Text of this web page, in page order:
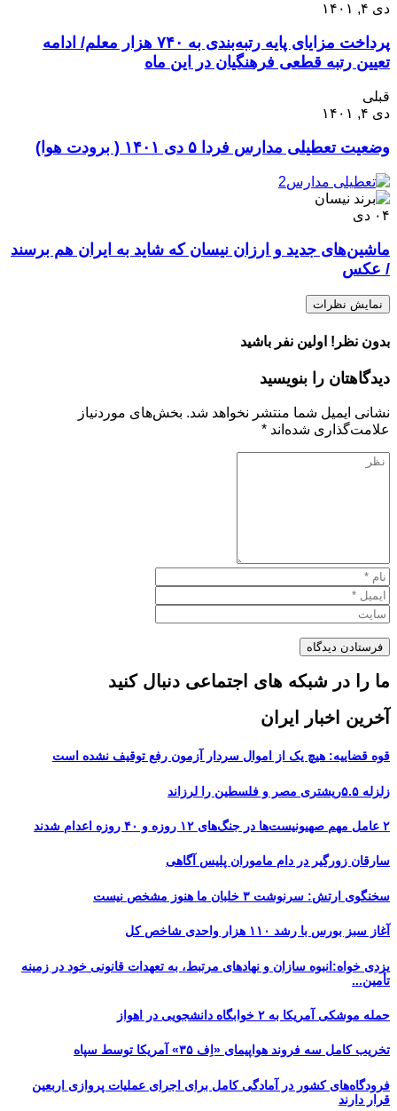
دی ۴, ۱۴۰۱
پرداخت مزایای پایه رتبه‌بندی به ۷۴۰ هزار معلم/ ادامه
تعیین رتبه‌ قطعی فرهنگیان در این ماه
قبلی
دی ۴, ۱۴۰۱
وضعیت تعطیلی مدارس فردا ۵ دی ۱۴۰۱ ( برودت هوا)
۰۴ دی
ماشین‌های جدید و ارزان نیسان که شاید به ایران هم برسند
/ عکس
نمایش نظرات
بدون نظر! اولین نفر باشید
دیدگاهتان را بنویسید
نشانی ایمیل شما منتشر نخواهد شد. بخش‌های موردنیاز
علامت‌گذاری شده‌اند *
ما را در شبکه های اجتماعی دنبال کنید
آخرین اخبار ایران
قوه قضاییه: هیچ یک از اموال سردار آزمون رفع توقیف نشده است
زلزله ۵.۵ریشتری مصر و فلسطین را لرزاند
۲ عامل مهم صهیونیست‌ها در جنگ‌های ۱۲ روزه و ۴۰ روزه اعدام شدند
سارقان زورگیر در دام ماموران پلیس آگاهی
سخنگوی ارتش: سرنوشت ۳ خلبان ما هنوز مشخص نیست
آغاز سبز بورس با رشد ۱۱۰ هزار واحدی شاخص کل
یزدی خواه:انبوه سازان و نهادهای مرتبط، به تعهدات قانونی خود در زمینه
تأمین...
حمله موشکی آمریکا به ۲ خوابگاه دانشجویی در اهواز
تخریب کامل سه فروند هواپیمای «اِف ۳۵» آمریکا توسط سپاه
فرودگاه‌های کشور در آمادگی کامل برای اجرای عملیات پروازی اربعین
قرار دارند